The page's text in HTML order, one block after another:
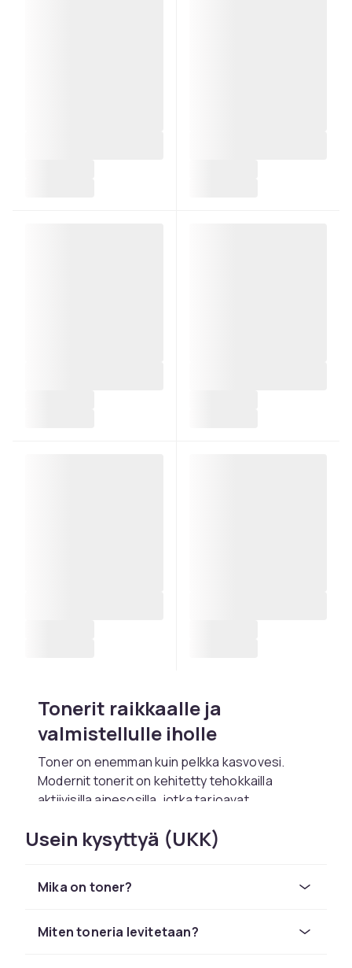
Tonerit raikkaalle ja
valmistellulle iholle
Toner on enemman kuin pelkka kasvovesi.
Modernit tonerit on kehitetty tehokkailla
aktiivisilla ainesosilla, jotka tarjoavat
lisaksi. Kosteuttavat tonerit hyaluronihapolla ja
glyserinilla antavat ylimaaraisen
tuotteita imeytymaan paremmin. Kuorivat
kuolleita ihosoluja ja edistavat solun
Usein kysyttyä (UKK)
Mika on toner?
Miten toneria levitetaan?